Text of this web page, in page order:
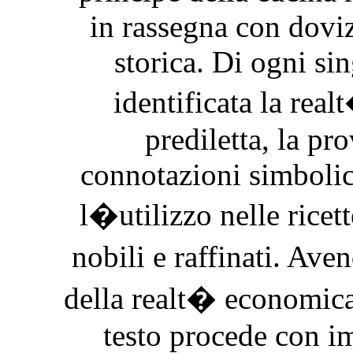
in rassegna con
storica. Di ogni
identificata la
prediletta, la
connotazioni
l�utilizzo nelle
nobili e raffinati.
della realt�
testo procede con